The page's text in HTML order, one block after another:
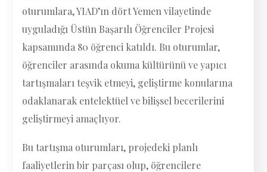
oturumlara, YIAD’ın dört Yemen vilayetinde
uyguladığı Üstün Başarılı Öğrenciler Projesi
kapsamında 80 öğrenci katıldı. Bu oturumlar,
öğrenciler arasında okuma kültürünü ve yapıcı
tartışmaları teşvik etmeyi, geliştirme konularına
odaklanarak entelektüel ve bilişsel becerilerini
geliştirmeyi amaçlıyor.
Bu tartışma oturumları, projedeki planlı
faaliyetlerin bir parçası olup, öğrencilere